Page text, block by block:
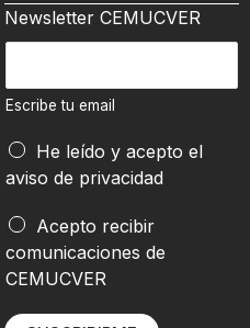
Newsletter CEMUCVER
c
i
b
e
u
e
m
Escribe tu email
e
l
e
He leído y acepto el
aviso de privacidad
Acepto recibir
comunicaciones de
CEMUCVER